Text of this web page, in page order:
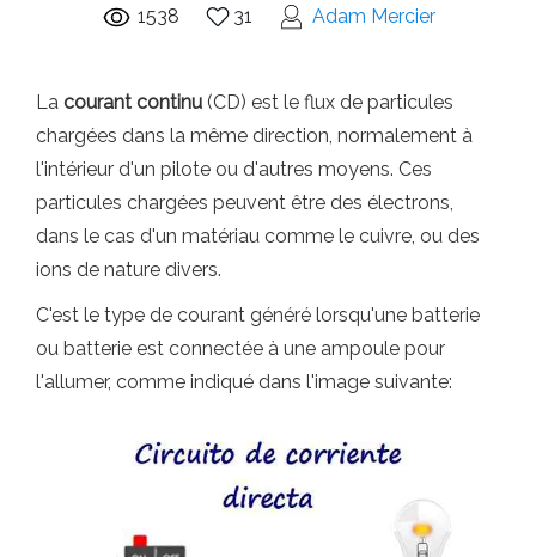
1538 31 Adam Mercier
La courant continu (CD) est le flux de particules
chargées dans la même direction, normalement à
l'intérieur d'un pilote ou d'autres moyens. Ces
particules chargées peuvent être des électrons,
dans le cas d'un matériau comme le cuivre, ou des
ions de nature divers.
C'est le type de courant généré lorsqu'une batterie
ou batterie est connectée à une ampoule pour
l'allumer, comme indiqué dans l'image suivante: